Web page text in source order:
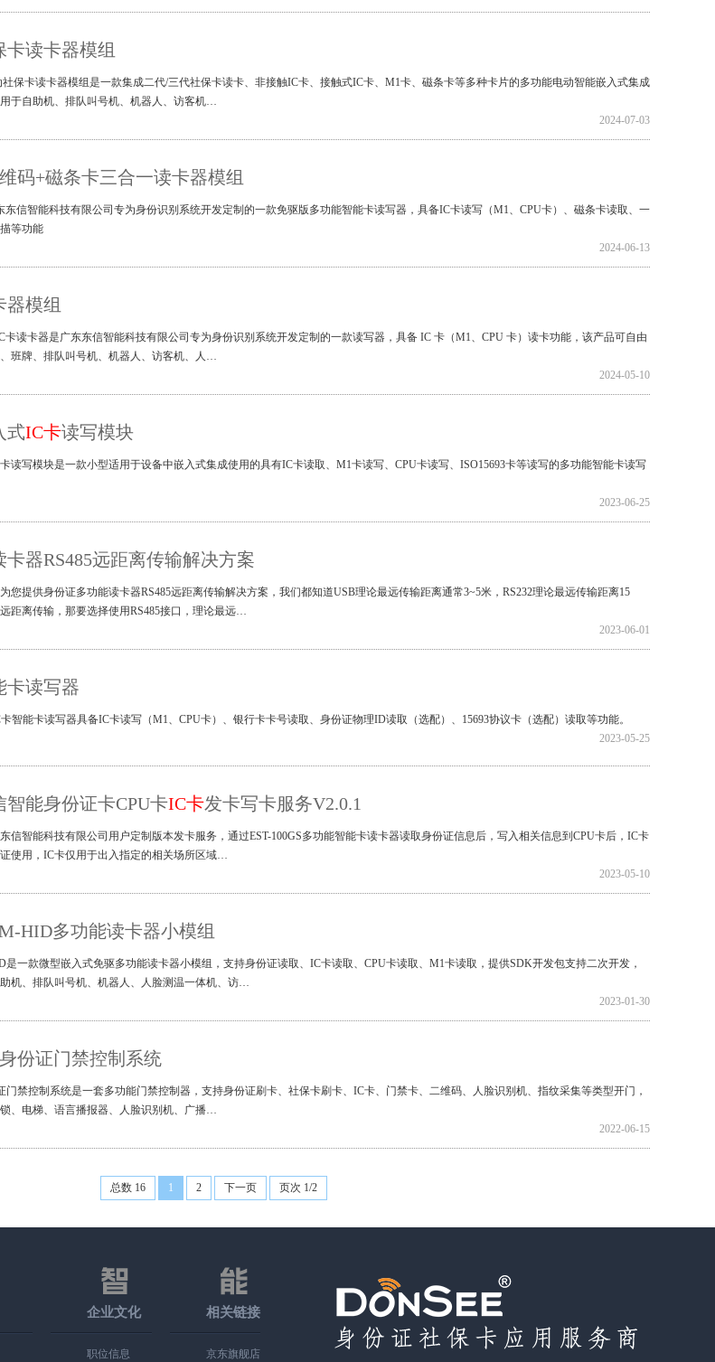
卡读卡器模组
社保卡读卡器模组是一款集成二代/三代社保卡读卡、非接触IC卡、接触式IC卡、M1卡、磁条卡等多种卡片的多功能电动智能嵌入式集成
于自助机、排队叫号机、机器人、访客机…
2024-07-03
码+磁条卡三合一读卡器模组
东信智能科技有限公司专为身份识别系统开发定制的一款免驱版多功能智能卡读写器，具备IC卡读写（M1、CPU卡）、磁条卡读取、一
等功能
2024-06-13
器模组
卡读卡器是广东东信智能科技有限公司专为身份识别系统开发定制的一款读写器，具备 IC 卡（M1、CPU 卡）读卡功能，该产品可自由
班牌、排队叫号机、机器人、访客机、人…
2024-05-10
式IC卡读写模块
读写模块是一款小型适用于设备中嵌入式集成使用的具有IC卡读取、M1卡读写、CPU卡读写、ISO15693卡等读写的多功能智能卡读写
2023-06-25
卡器RS485远距离传输解决方案
您提供身份证多功能读卡器RS485远距离传输解决方案，我们都知道USB理论最远传输距离通常3~5米，RS232理论最远传输距离15
距离传输，那要选择使用RS485接口，理论最远…
2023-06-01
卡读写器
卡智能卡读写器具备IC卡读写（M1、CPU卡）、银行卡卡号读取、身份证物理ID读取（选配）、15693协议卡（选配）读取等功能。
2023-05-25
智能身份证卡CPU卡IC卡发卡写卡服务V2.0.1
信智能科技有限公司用户定制版本发卡服务，通过EST-100GS多功能智能卡读卡器读取身份证信息后，写入相关信息到CPU卡后，IC卡
使用，IC卡仅用于出入指定的相关场所区域…
2023-05-10
HID多功能读卡器小模组
是一款微型嵌入式免驱多功能读卡器小模组，支持身份证读取、IC卡读取、CPU卡读取、M1卡读取，提供SDK开发包支持二次开发，
机、排队叫号机、机器人、人脸测温一体机、访…
2023-01-30
份证门禁控制系统
门禁控制系统是一套多功能门禁控制器，支持身份证刷卡、社保卡刷卡、IC卡、门禁卡、二维码、人脸识别机、指纹采集等类型开门，
、电梯、语言播报器、人脸识别机、广播…
2022-06-15
总数 16 1 2 下一页 页次 1/2
企业文化
职位信息
相关链接
京东旗舰店